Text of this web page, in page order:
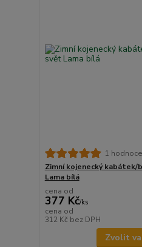
1
Zimní kojenecký kabátek/
Lama bílá
cena od
377 Kč/ks
cena od
312 Kč bez DPH
Zvolit